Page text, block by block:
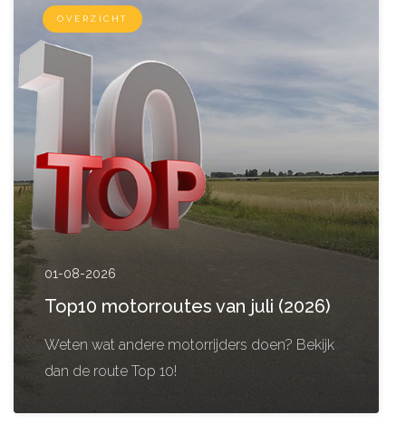
OVERZICHT
01-08-2026
Top10 motorroutes van juli (2026)
Weten wat andere motorrijders doen? Bekijk
dan de route Top 10!